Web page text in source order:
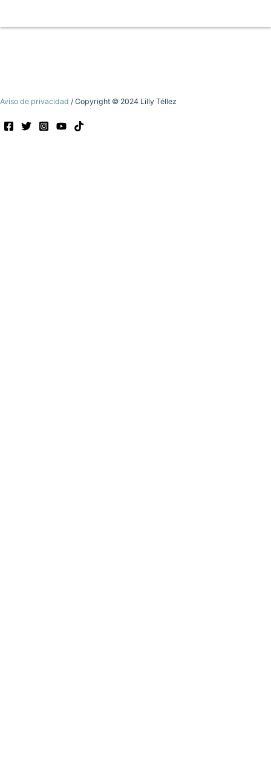
Aviso de privacidad / Copyright © 2024 Lilly Téllez